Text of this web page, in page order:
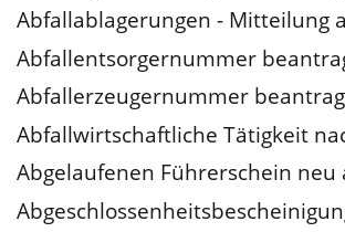
Abfallablagerungen - Mitteilung
Abfallentsorgernummer
Abfallerzeugernummer
Abfallwirtschaftliche Tätigkeit
Abgelaufenen Führerschein neu